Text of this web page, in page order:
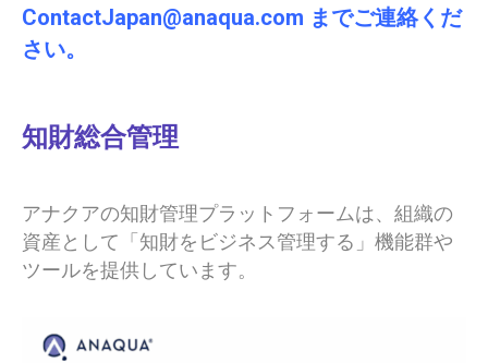
ContactJapan@anaqua.com までご連絡くだ
さい。
知財総合管理
アナクアの知財管理プラットフォームは、組織の
資産として「知財をビジネス管理する」機能群や
ツールを提供しています。